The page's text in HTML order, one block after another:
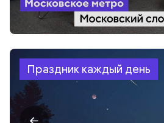
Праздник каждый день